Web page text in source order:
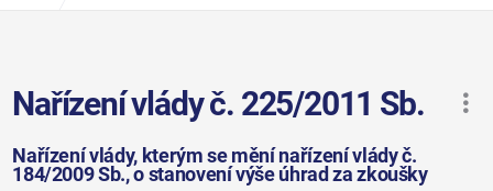
Nařízení vlády č. 225/2011 Sb.
Nařízení vlády, kterým se mění nařízení vlády č.
184/2009 Sb., o stanovení výše úhrad za zkoušky